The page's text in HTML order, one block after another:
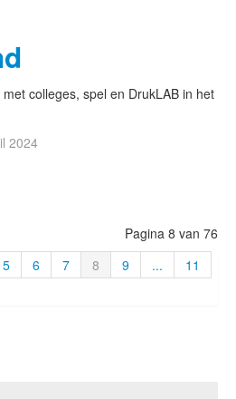
colleges, spel en DrukLAB in het
2024
Pagina 8 van 76
5 6 7 8 9 ...
11